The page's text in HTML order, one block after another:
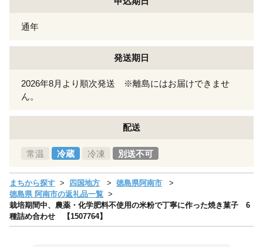
通年
発送期日
2026年8月より順次発送 ※離島にはお届けできませ
ん。
配送
常温 冷蔵 冷凍 別送不可
まちから探す 四国地方
徳島県阿南市
徳島県 阿南市の返礼品一覧
栽培期間中、農薬・化学肥料不使用の米粉で丁寧に作った焼き菓子 6
種詰め合わせ 【1507764】